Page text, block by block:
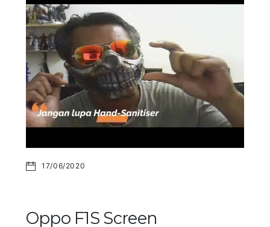
17/06/2020
Oppo F1S Screen